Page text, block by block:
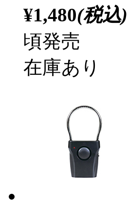
¥1,480(税込)
頃発売
在庫あり